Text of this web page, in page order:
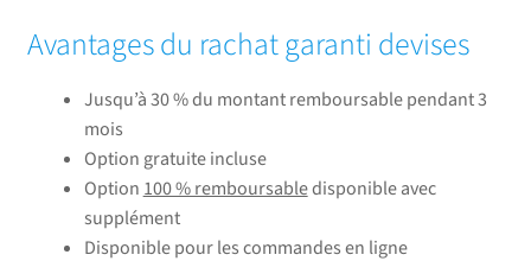
Avantages du rachat garanti devises
Jusqu’à 30 % du montant remboursable pendant 3
mois
Option gratuite incluse
Option 100 % remboursabledisponible avec
supplément
Disponible pour les commandes en ligne